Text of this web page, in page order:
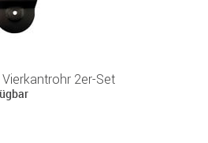
2er-Set